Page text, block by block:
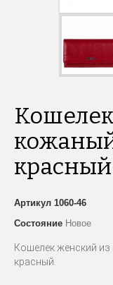
Артикул 1060-46
Состояние Новое
Кошелек женский
красный.